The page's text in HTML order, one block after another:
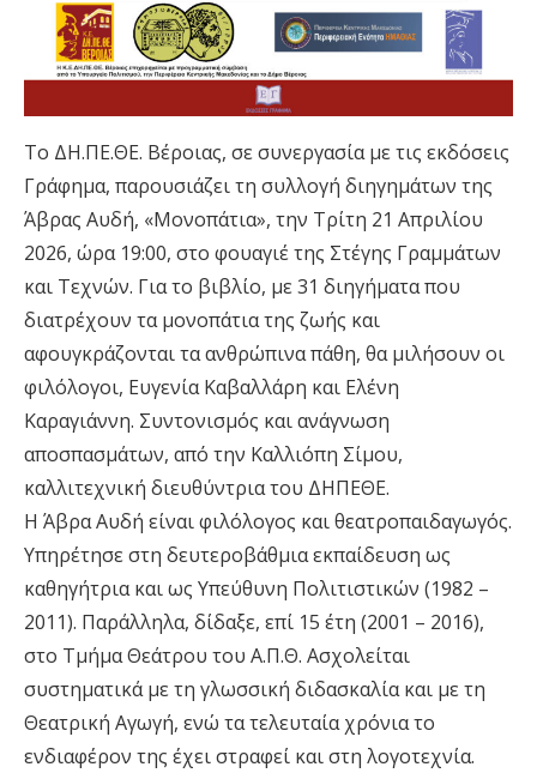
Το ΔΗ.ΠΕ.ΘΕ. Βέροιας, σε συνεργασία με τις εκδόσεις
Γράφημα, παρουσιάζει τη συλλογή διηγημάτων της
Άβρας Αυδή, «Μονοπάτια», την Τρίτη 21 Απριλίου
2026, ώρα 19:00, στο φουαγιέ της Στέγης Γραμμάτων
και Τεχνών. Για το βιβλίο, με 31 διηγήματα που
διατρέχουν τα μονοπάτια της ζωής και
αφουγκράζονται τα ανθρώπινα πάθη, θα μιλήσουν οι
φιλόλογοι, Ευγενία Καβαλλάρη και Ελένη
Καραγιάννη. Συντονισμός και ανάγνωση
αποσπασμάτων, από την Καλλιόπη Σίμου,
καλλιτεχνική διευθύντρια του ΔΗΠΕΘΕ.
Η Άβρα Αυδή είναι φιλόλογος και θεατροπαιδαγωγός.
Υπηρέτησε στη δευτεροβάθμια εκπαίδευση ως
καθηγήτρια και ως Υπεύθυνη Πολιτιστικών (1982 –
2011). Παράλληλα, δίδαξε, επί 15 έτη (2001 – 2016),
στο Τμήμα Θεάτρου του Α.Π.Θ. Ασχολείται
συστηματικά με τη γλωσσική διδασκαλία και με τη
Θεατρική Αγωγή, ενώ τα τελευταία χρόνια το
ενδιαφέρον της έχει στραφεί και στη λογοτεχνία.